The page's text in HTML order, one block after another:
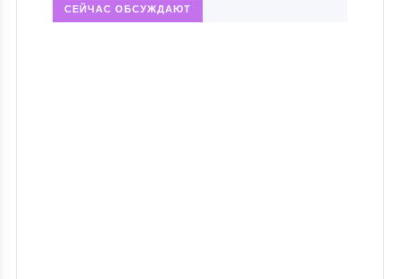
СЕЙЧАС ОБСУЖДАЮТ